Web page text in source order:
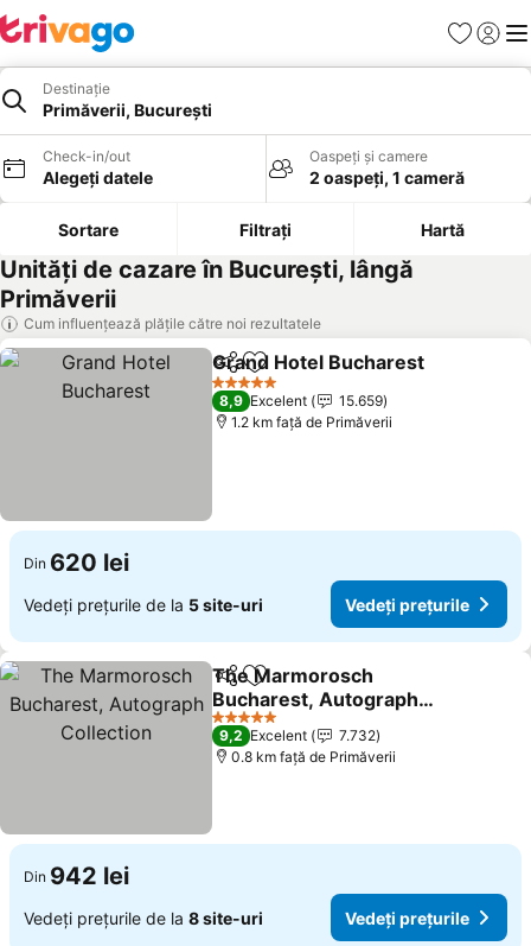
Favorite
Destinație
Primăverii, București
Check-in/out
Alegeți datele
Oaspeți și camere
2 oaspeți, 1 cameră
Sortare Filtrați Hartă
Unități de cazare în București, lângă
Primăverii
Cum influențează plățile către noi rezultatele
DistribuițiAdăugaţi la favorite
Grand Hotel Bucharest
5 Stele
8,9 Excelent
15.659
1.2 km faţă de Primăverii
Din 620 lei
Vedeți prețurile de la 5 site-uri Vedeți prețurile
DistribuițiAdăugaţi la favorite
The Marmorosch
Bucharest, Autograph
Collection
5 Stele
9,2 Excelent
7.732
0.8 km faţă de Primăverii
Din 942 lei
Vedeți prețurile de la 8 site-uri Vedeți prețurile